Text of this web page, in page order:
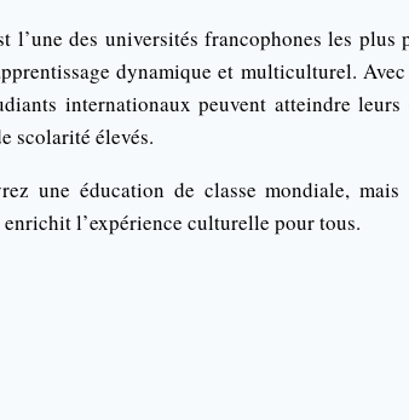
l’une des universités francophones les plus
dynamique et multiculturel.
internationaux peuvent atteindre
scolarité élevés.
une éducation de classe mondiale,
l’expérience culturelle pour tous.